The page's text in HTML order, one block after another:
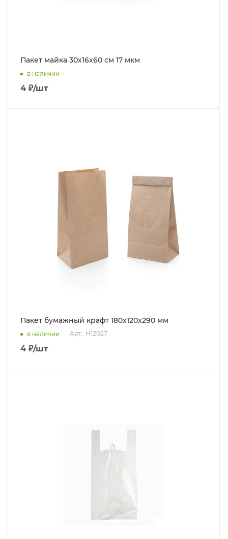
Пакет майка 30х16х60 см 17 мкм
в наличии
4 ₽/шт
Пакет бумажный крафт 180x120x290 мм
в наличии Арт.: Н12027
4 ₽/шт